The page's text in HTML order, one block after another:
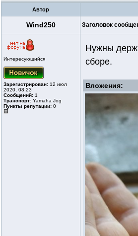
Автор
Wind250 Заголовок
Интересующийся
Зарегистрирован: 12 июл
2020, 08:23
Сообщений: 1
Транспорт: Yamaha Jog
Пункты репутации: 0
Нужны
сборе.
Вложения: